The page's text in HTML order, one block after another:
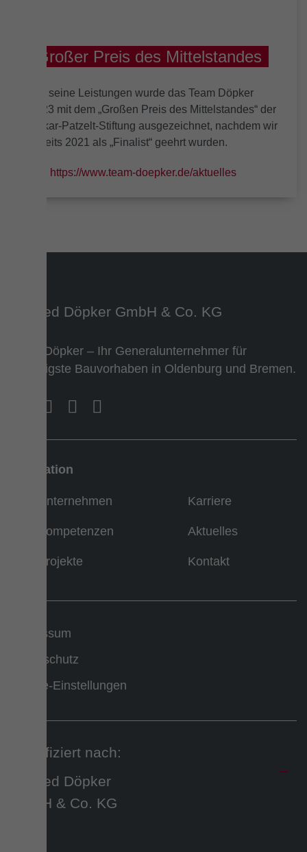
Großer Preis des Mittelstandes
Für seine Leistungen wurde das Team Döpker
2023 mit dem „Großen Preis des Mittelstandes“ der
Oskar-Patzelt-Stiftung ausgezeichnet, nachdem wir
bereits 2021 als „Finalist“ geehrt wurden.
https://www.team-doepker.de/aktuelles
Team Döpker – Ihr Generalunternehmer für
vielfältigste Bauvorhaben in Oldenburg und Bremen.
Navigation
Unternehmen
Kompetenzen
Projekte
Karriere
Aktuelles
Kontakt
Impressum
Datenschutz
Cookie-Einstellungen
Zertifiziert nach: